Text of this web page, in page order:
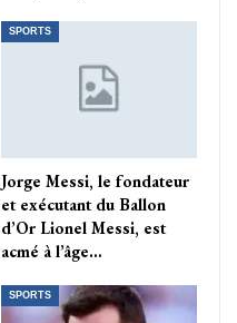
SPORTS
Jorge Messi, le fondateur
et exécutant du Ballon
d’Or Lionel Messi, est
acmé à l’âge…
SPORTS